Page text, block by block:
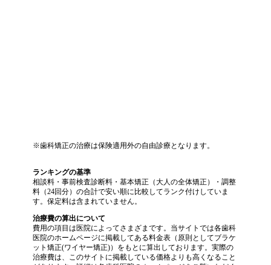
※歯科矯正の治療は保険適用外の自由診療となります。
ランキングの基準
相談料・事前検査診断料・基本矯正（大人の全体矯正）・調整
料（24回分）の合計で安い順に比較してランク付けしていま
す。保定料は含まれていません。
治療費の算出について
費用の項目は医院によってさまざまです。当サイトでは各歯科
医院のホームページに掲載してある料金表（原則としてブラケ
ット矯正(ワイヤー矯正)）をもとに算出しております。実際の
治療費は、このサイトに掲載している価格よりも高くなること